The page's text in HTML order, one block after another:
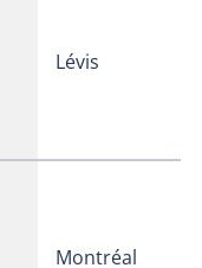
Lévis
Montréal